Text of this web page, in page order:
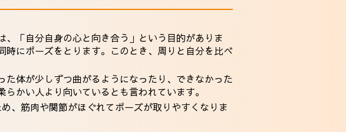
「自分自身の心と向き合う」という目的がありま
にポーズをとります。このとき、周りと自分を比べ
体が少しずつ曲がるようになったり、できなかった
かい人より向いているとも言われています。
、筋肉や関節がほぐれてポーズが取りやすくなりま